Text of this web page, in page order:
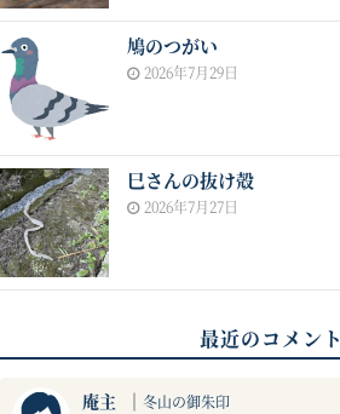
鳩のつがい
2026年7月29日
巳さんの抜け殻
2026年7月27日
最近のコメント
庵主 ｜ 冬山の御朱印